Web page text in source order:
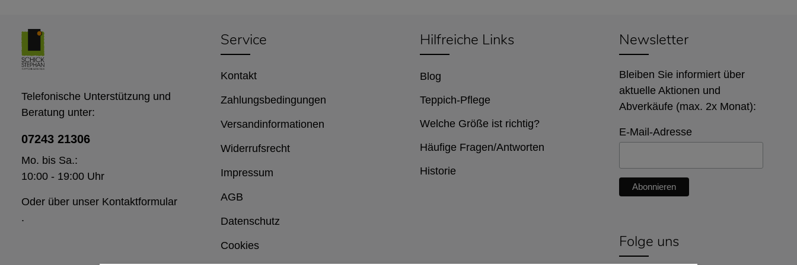
Service
Kontakt
Zahlungsbedingungen
Versandinformationen
Widerrufsrecht
Impressum
AGB
Datenschutz
Cookies
Newsletter
Bleiben Sie informiert über
aktuelle Aktionen und
Abverkäufe (max. 2x Monat):
E-Mail-Adresse
Folge uns
Telefonische Unterstützung und
Beratung unter:
07243 21306
Mo. bis Sa.:
10:00 - 19:00 Uhr
Oder über unser Kontaktformular
.
Hilfreiche Links
Blog
Teppich-Pflege
Welche Größe ist richtig?
Häufige Fragen/Antworten
Historie